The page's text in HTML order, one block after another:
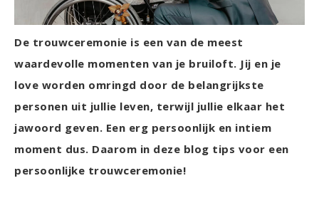
De trouwceremonie is een van de meest
waardevolle momenten van je bruiloft. Jij en je
love worden omringd door de belangrijkste
personen uit jullie leven, terwijl jullie elkaar het
jawoord geven. Een erg persoonlijk en intiem
moment dus. Daarom in deze blog tips voor een
persoonlijke trouwceremonie!